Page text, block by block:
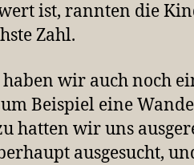
ist, rannten die
Zahl.
wir auch noch
Beispiel eine
hatten wir uns
ausgesucht,